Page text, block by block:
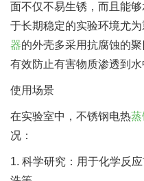
面不仅不易生锈，而且能
于长期稳定的实验环境尤
器的外壳多采用抗腐蚀的
有效防止有害物质渗透到水
使用场景
在实验室中，不锈钢电热蒸
况：
1. 科学研究：用于化学反